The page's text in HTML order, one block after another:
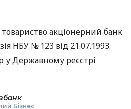
акціонерний банк
НБУ № 123 від 21.07.1993.
у Державному реєстрі
Бізнес